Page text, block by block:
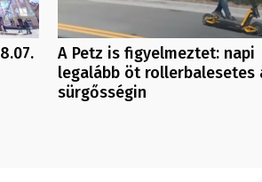
A Petz is figyelmeztet: napi
legalább öt rollerbalesetes
sürgősségin